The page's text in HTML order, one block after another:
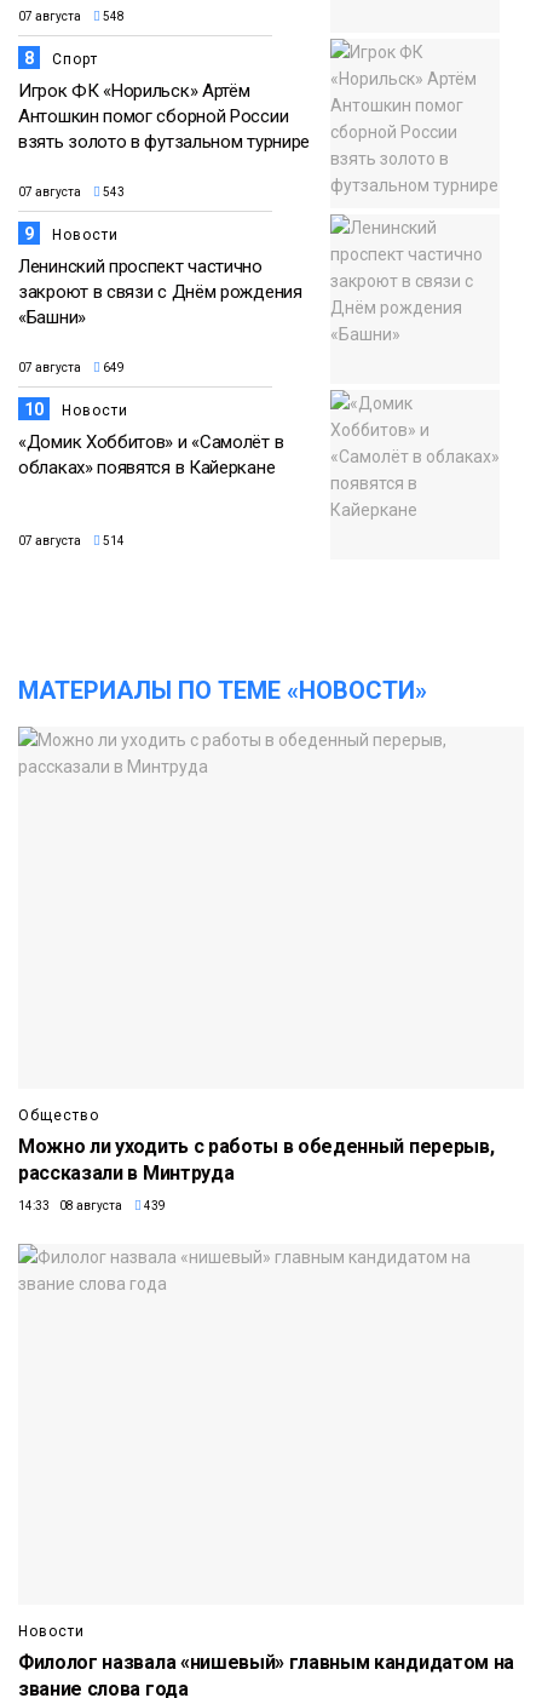
07 августа 548
8 Спорт
Игрок ФК «Норильск» Артём
Антошкин помог сборной России
взять золото в футзальном турнире
07 августа 543
9 Новости
Ленинский проспект частично
закроют в связи с Днём рождения
«Башни»
07 августа 649
10 Новости
«Домик Хоббитов» и «Самолёт в
облаках» появятся в Кайеркане
07 августа 514
МАТЕРИАЛЫ ПО ТЕМЕ «НОВОСТИ»
Общество
Можно ли уходить с работы в обеденный перерыв,
рассказали в Минтруда
14:33 08 августа 439
Новости
Филолог назвала «нишевый» главным кандидатом на
звание слова года